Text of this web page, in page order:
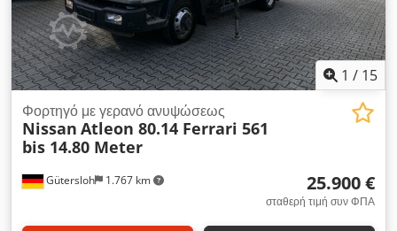
1 / 15
Gütersloh 1.767 km
Φορτηγό με γερανό ανυψώσεως
Nissan Atleon 80.14 Ferrari 561
bis 14.80 Meter
25.900 €
σταθερή τιμή συν ΦΠΑ